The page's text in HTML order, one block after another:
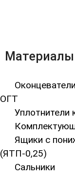
ОГТ
Ящики с
(ЯТП-0,25)
Сальники